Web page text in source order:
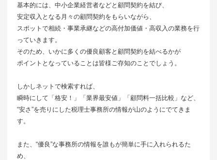
基本的には、中小企業経営者などと顧問契約を結び、
安定収入となる月々の顧問契約をもらいながら、
スポットで相続・事業承継などの高付加価値・高収入の業務を行
っていきます。
そのため、いかに多くの優良顧客と顧問契約を結べるかが
ポイントとなっていることは皆様ご存知のことでしょう。
しかしネットで検索すれば、
瞬時にして「格安！」「業界最安値」「顧問料一括比較」など、
“安さ”を売りにした税理士事務所の情報が山のようにでてきま
す。
また、“優良”な事務所の情報を誰もが簡単に手に入れられるた
め、